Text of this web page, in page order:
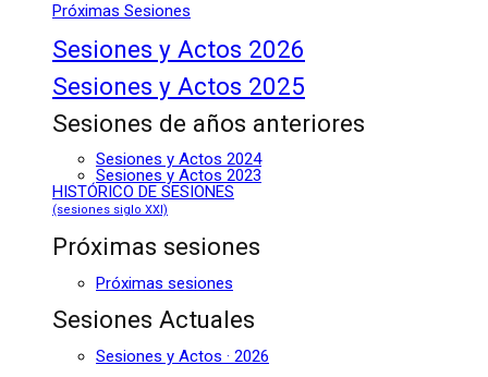
Próximas Sesiones
Sesiones y Actos 2026
Sesiones y Actos 2025
Sesiones de años anteriores
Sesiones y Actos 2024
Sesiones y Actos 2023
HISTÓRICO DE SESIONES
(sesiones siglo XXI)
Próximas sesiones
Próximas sesiones
Sesiones Actuales
Sesiones y Actos · 2026